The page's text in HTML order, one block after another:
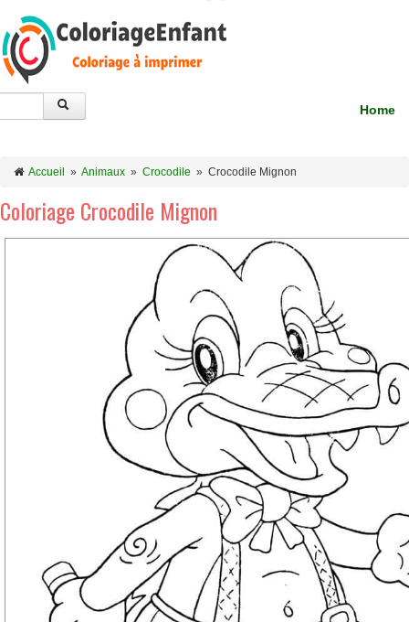
Home
Accueil » Animaux » Crocodile » Crocodile Mignon
Coloriage Crocodile Mignon